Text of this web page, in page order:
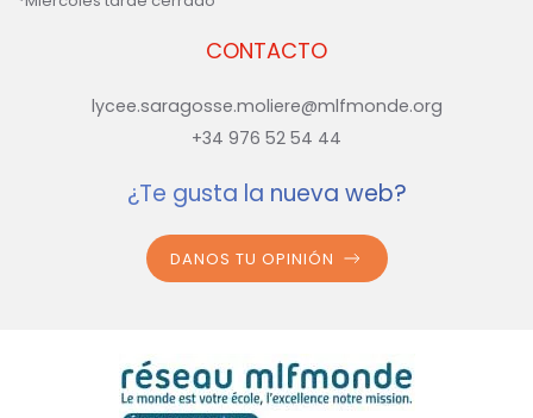
CONTACTO
lycee.saragosse.moliere@mlfmonde.org
+34 976 52 54 44
¿Te gusta la nueva web?
DANOS TU OPINIÓN